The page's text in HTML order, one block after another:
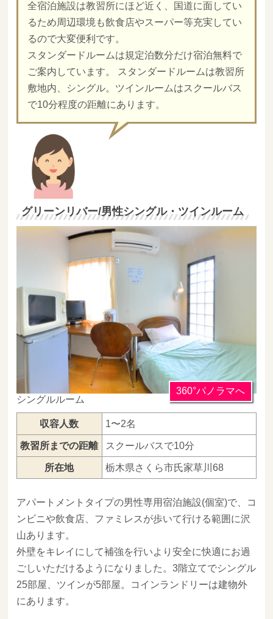
全宿泊施設は教習所にほど近く、国道に面してい
るため周辺環境も飲食店やスーパー等充実してい
るので大変便利です。
スタンダードルームは規定泊数分だけ宿泊無料で
ご案内しています。 スタンダードルームは教習所
敷地内、シングル。ツインルームはスクールバス
で10分程度の距離にあります。
グリーンリバー/男性シングル・ツインルーム
360°パノラマへ
シングルルーム
収容人数 1〜2名
教習所までの距離 スクールバスで10分
所在地 栃木県さくら市氏家草川68
アパートメントタイプの男性専用宿泊施設(個室)で、コ
ンビニや飲食店、ファミレスが歩いて行ける範囲に沢
山あります。
外壁をキレイにして補強を行いより安全に快適にお過
ごしいただけるようになりました。3階立てでシングル
25部屋、ツインが5部屋。コインランドリーは建物外
にあります。